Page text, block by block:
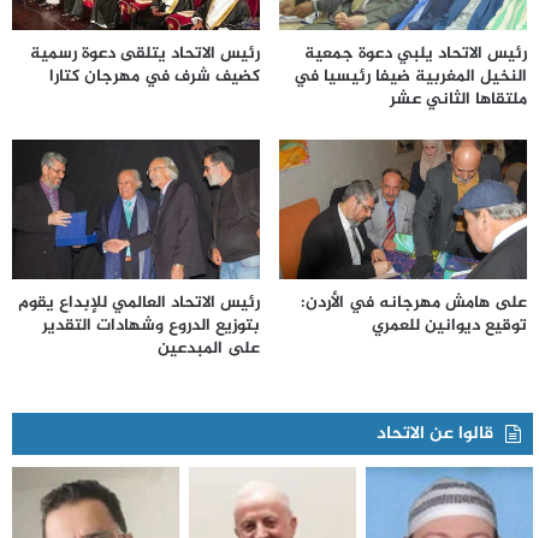
رئيس الاتحاد يلبي دعوة جمعية
النخيل المغربية ضيفا رئيسيا في
ملتقاها الثاني عشر
رئيس الاتحاد يتلقى دعوة رسمية
كضيف شرف في مهرجان كتارا
على هامش مهرجانه في الأردن:
توقيع ديوانين للعمري
رئيس الاتحاد العالمي للإبداع يقوم
بتوزيع الدروع وشهادات التقدير
على المبدعين
قالوا عن الاتحاد